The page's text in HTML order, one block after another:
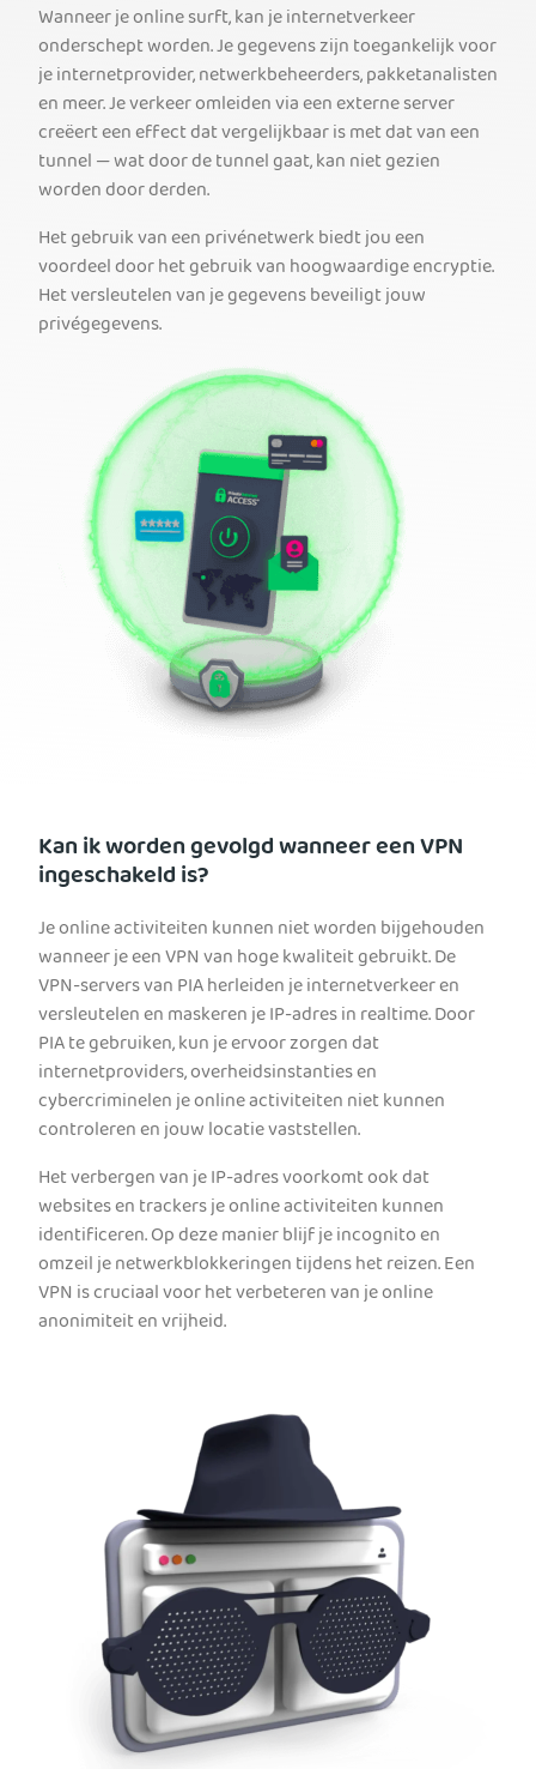
Wanneer je online surft, kan je internetverkeer
onderschept worden. Je gegevens zijn toegankelijk voor
je internetprovider, netwerkbeheerders, pakketanalisten
en meer. Je verkeer omleiden via een externe server
creëert een effect dat vergelijkbaar is met dat van een
tunnel — wat door de tunnel gaat, kan niet gezien
worden door derden.
Het gebruik van een privénetwerk biedt jou een
voordeel door het gebruik van hoogwaardige encryptie.
Het versleutelen van je gegevens beveiligt jouw
privégegevens.
Kan ik worden gevolgd wanneer een VPN
ingeschakeld is?
Je online activiteiten kunnen niet worden bijgehouden
wanneer je een VPN van hoge kwaliteit gebruikt. De
VPN-servers van PIA herleiden je internetverkeer en
versleutelen en maskeren je IP-adres in realtime. Door
PIA te gebruiken, kun je ervoor zorgen dat
internetproviders, overheidsinstanties en
cybercriminelen je online activiteiten niet kunnen
controleren en jouw locatie vaststellen.
Het verbergen van je IP-adres voorkomt ook dat
websites en trackers je online activiteiten kunnen
identificeren. Op deze manier blijf je incognito en
omzeil je netwerkblokkeringen tijdens het reizen. Een
VPN is cruciaal voor het verbeteren van je online
anonimiteit en vrijheid.